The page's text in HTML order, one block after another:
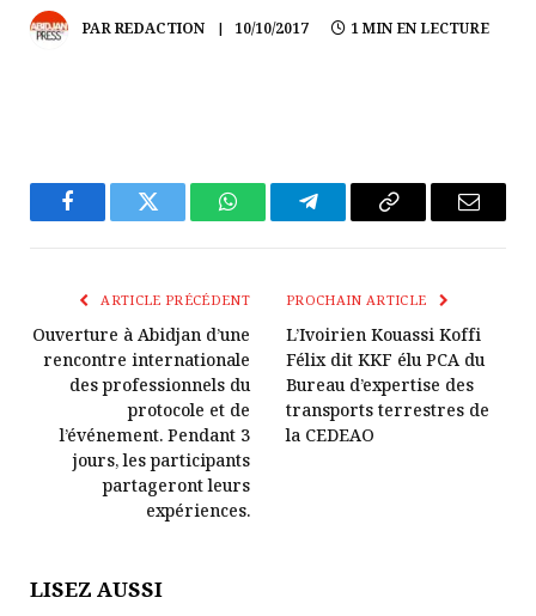
PARREDACTION 10/10/2017 1 MIN EN LECTURE
FacebookTwitter WhatsAppTélégrammeCopier
Lien
E-
ARTICLE PRÉCÉDENT
Ouverture à Abidjan d’une
rencontre internationale
des professionnels du
protocole et de
l’événement. Pendant 3
jours, les participants
partageront leurs
expériences.
PROCHAIN ARTICLE
L’Ivoirien Kouassi Koffi
Félix dit KKF élu PCA du
Bureau d’expertise des
transports terrestres de
la CEDEAO
LISEZ AUSSI